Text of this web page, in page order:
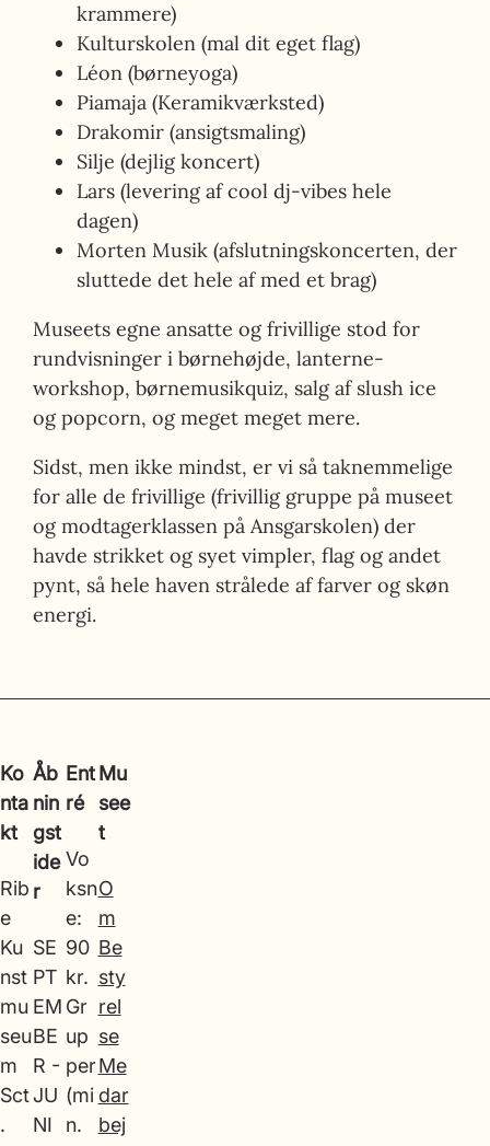
krammere)
Kulturskolen (mal dit eget flag)
Léon (børneyoga)
Piamaja (Keramikværksted)
Drakomir (ansigtsmaling)
Silje (dejlig koncert)
Lars (levering af cool dj-vibes hele
dagen)
Morten Musik (afslutningskoncerten, der
sluttede det hele af med et brag)
Museets egne ansatte og frivillige stod for
rundvisninger i børnehøjde, lanterne-
workshop, børnemusikquiz, salg af slush ice
og popcorn, og meget meget mere.
Sidst, men ikke mindst, er vi så taknemmelige
for alle de frivillige (frivillig gruppe på museet
og modtagerklassen på Ansgarskolen) der
havde strikket og syet vimpler, flag og andet
pynt, så hele haven strålede af farver og skøn
energi.
Ko
nta
kt
Rib
e
Ku
nst
mu
seu
m
Sct
.
Åb
nin
gst
ide
r
SE
PT
EM
BE
R -
JU
NI
Ent
ré
Vo
ksn
e:
90
kr.
Gr
up
per
(mi
n.
Mu
see
t
O
m
Be
sty
rel
se
Me
dar
bej